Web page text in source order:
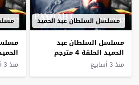
01:48:47
مسلسل السلطان عبد الحميد
مسلسل السلطان عبد
الحميد الحلقة 4 مترجم
منذ 3 أسابيع
الحميد
منذ 3 أسابيع